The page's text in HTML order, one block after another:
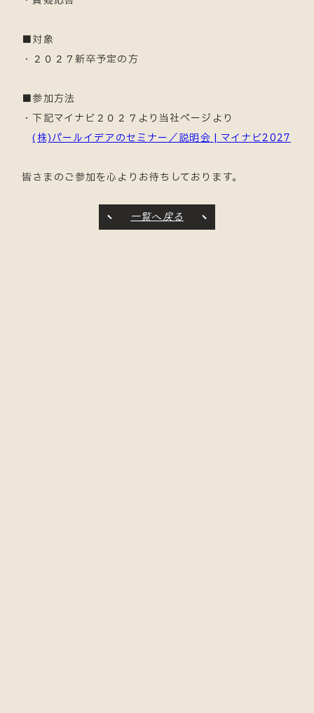
■対象
・２０２７新卒予定の方
■参加方法
・下記マイナビ２０２７より当社ページより
(株)パールイデアのセミナー／説明会 | マイナビ2027
皆さまのご参加を心よりお待ちしております。
一覧へ戻る